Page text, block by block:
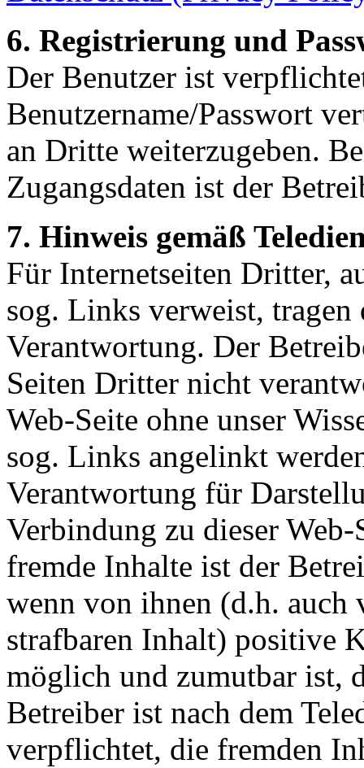
6. Registrierung und
Der Benutzer ist
Benutzername/Passwort
an Dritte weiterzugeben.
Zugangsdaten ist der
7. Hinweis gemäß
Für Internetseiten Dritter,
sog. Links verweist,
Verantwortung. Der
Seiten Dritter nicht
Web-Seite ohne unser
sog. Links angelinkt
Verantwortung für
Verbindung zu dieser
fremde Inhalte ist der
wenn von ihnen (d.h. auch
strafbaren Inhalt) positive
möglich und zumutbar ist,
Betreiber ist nach dem
verpflichtet, die fremden